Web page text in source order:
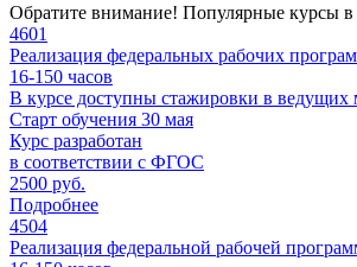
Обратите внимание! Популярные курсы в
4601
Реализация федеральных рабочих
16-150 часов
В курсе доступны стажировки в ведущих
Старт обучения 30 мая
Курс разработан
в соответствии с ФГОС
2500 руб.
Подробнее
4504
Реализация федеральной рабочей